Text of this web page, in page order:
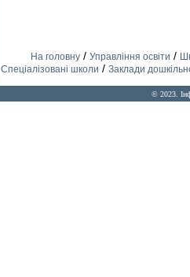
На головну/ Управління освіти /
Спеціалізовані школи / Заклади
© 2023.